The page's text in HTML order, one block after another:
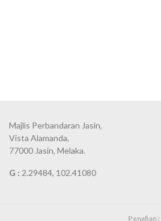
Majlis Perbandaran Jasin,
Vista Alamanda,
77000 Jasin, Melaka.
G : 2.29484, 102.41080
Penafian :